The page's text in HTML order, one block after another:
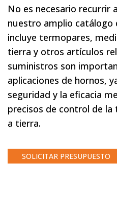
No es necesario recurrir
nuestro amplio catálogo
incluye termopares,
tierra y otros artículos
suministros son
aplicaciones de hornos,
seguridad y la eficacia
precisos de control de
a tierra.
SOLICITAR PRESUPUESTO